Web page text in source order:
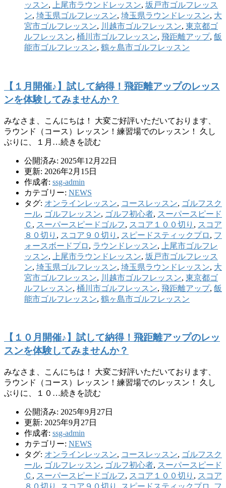
ッスン, 上尾市ラウンドレッスン, 坂戸市ゴルフレッス
ン, 埼玉県ゴルフレッスン, 埼玉県ラウンドレッスン, 大
宮市ゴルフレッスン, 川越市ゴルフレッスン, 東京都ゴ
ルフレッスン, 桶川市ゴルフレッスン, 飛距離アップ, 飯
能市ゴルフレッスン, 鶴ヶ島市ゴルフレッスン
【１月開催♪】試して納得！飛距離アップのレッス
ンを体験してみませんか？
みなさま、こんにちは！ 大変ご好評いただいております、
ラウンド（コース）レッスン！練習場でのレッスン！ 久し
ぶりに、１月…続きを読む
公開済み: 2025年12月22日
更新: 2026年2月15日
作成者: ssg-admin
カテゴリー: NEWS
タグ: オンラインレッスン, コースレッスン, ゴルフスク
ール, ゴルフレッスン, ゴルフ初心者, スーパースピード
Ｃ , スーパースピードゴルフ, スコア１００切り , スコア
８０切り , スコア９０切り , スピードスティックプロ , フ
ォースボードプロ , ラウンドレッスン,
上尾市ゴルフレ
ッスン, 上尾市ラウンドレッスン, 坂戸市ゴルフレッス
ン, 埼玉県ゴルフレッスン, 埼玉県ラウンドレッスン, 大
宮市ゴルフレッスン, 川越市ゴルフレッスン, 東京都ゴ
ルフレッスン, 桶川市ゴルフレッスン, 飛距離アップ, 飯
能市ゴルフレッスン, 鶴ヶ島市ゴルフレッスン
【１０月開催♪】試して納得！飛距離アップのレッ
スンを体験してみませんか？
みなさま、こんにちは！ 大変ご好評いただいております、
ラウンド（コース）レッスン！練習場でのレッスン！ 久し
ぶりに、１０…続きを読む
公開済み: 2025年9月27日
更新: 2025年9月27日
作成者: ssg-admin
カテゴリー: NEWS
タグ: オンラインレッスン, コースレッスン, ゴルフスク
ール, ゴルフレッスン, ゴルフ初心者, スーパースピード
Ｃ , スーパースピードゴルフ, スコア１００切り , スコア
８０切り
スコア９０切り スピードスティックプロ フ